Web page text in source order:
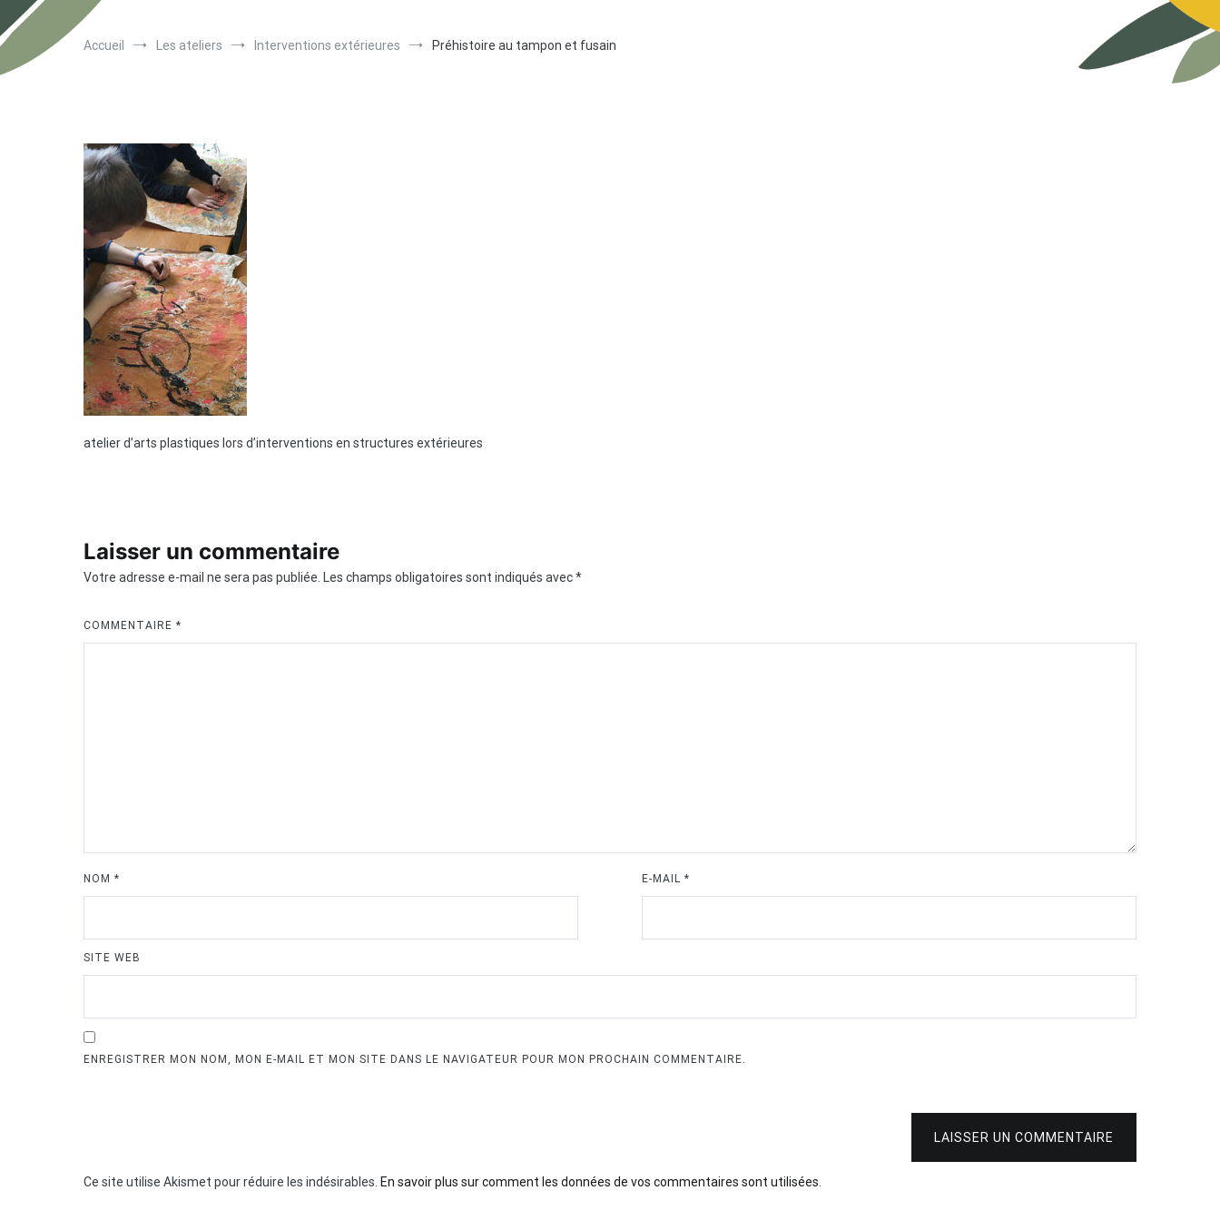
Accueil Les ateliers Interventions extérieures Préhistoire au tampon et fusain
atelier d’arts plastiques lors d’interventions en structures extérieures
Laisser un commentaire
Votre adresse e-mail ne sera pas publiée. Les champs obligatoires sont indiqués avec*
COMMENTAIRE *
NOM * E-MAIL *
SITE WEB
ENREGISTRER MON NOM, MON E-MAIL ET MON SITE DANS LE NAVIGATEUR POUR MON PROCHAIN COMMENTAIRE.
LAISSER UN COMMENTAIRE
Ce site utilise Akismet pour réduire les indésirables. En savoir plus sur comment les données de vos commentaires sont utilisées.